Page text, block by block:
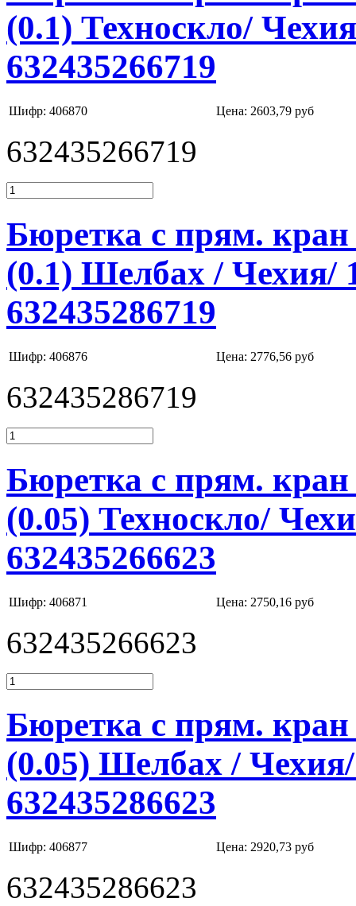
(0.1) Техноскло/
632435266719
Шифр: 406870 Цена: 2603,79 руб
632435266719
Бюретка с прям.
(0.1) Шелбах / Чехия/
632435286719
Шифр: 406876 Цена: 2776,56 руб
632435286719
Бюретка с прям.
(0.05) Техноскло/
632435266623
Шифр: 406871 Цена: 2750,16 руб
632435266623
Бюретка с прям.
(0.05) Шелбах /
632435286623
Шифр: 406877 Цена: 2920,73 руб
632435286623